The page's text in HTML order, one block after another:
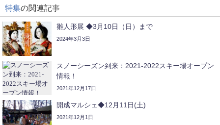
特集の関連記事
雛人形展 ◆3月10日（日）まで
2024年3月3日
スノーシーズン到来：2021-2022スキー場オープン
情報！
2021年12月17日
開成マルシェ◆12月11日(土)
2021年12月1日